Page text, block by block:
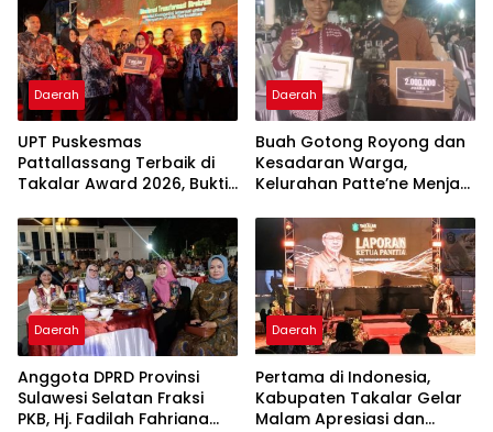
Daerah
UPT Puskesmas
Pattallassang Terbaik di
Takalar Award 2026, Bukti
Pelayanan Kesehatan
Berkualitas
Daerah
Buah Gotong Royong dan
Kesadaran Warga,
Kelurahan Patte’ne Menjadi
2026
Daerah
Anggota DPRD Provinsi
Sulawesi Selatan Fraksi
PKB, Hj. Fadilah Fahriana
Daerah
Pertama di Indonesia,
Kabupaten Takalar Gelar
Malam Apresiasi dan